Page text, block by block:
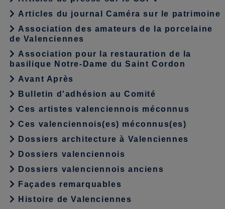
Articles du journal Caméra sur le patrimoine
Association des amateurs de la porcelaine
de Valenciennes
Association pour la restauration de la
basilique Notre-Dame du Saint Cordon
Avant Après
Bulletin d'adhésion au Comité
Ces artistes valenciennois méconnus
Ces valenciennois(es) méconnus(es)
Dossiers architecture à Valenciennes
Dossiers valenciennois
Dossiers valenciennois anciens
Façades remarquables
Histoire de Valenciennes